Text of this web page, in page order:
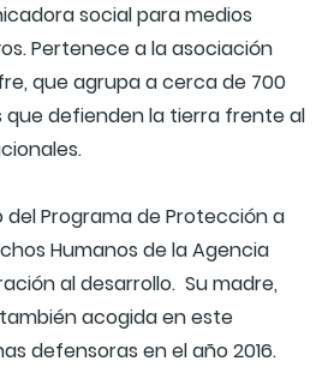
social para medios
Pertenece a la asociación
que agrupa a cerca de 700
que defienden la tierra frente al
Programa de Protección a
Humanos de la Agencia
al desarrollo. Su madre,
acogida en este
defensoras en el año 2016.